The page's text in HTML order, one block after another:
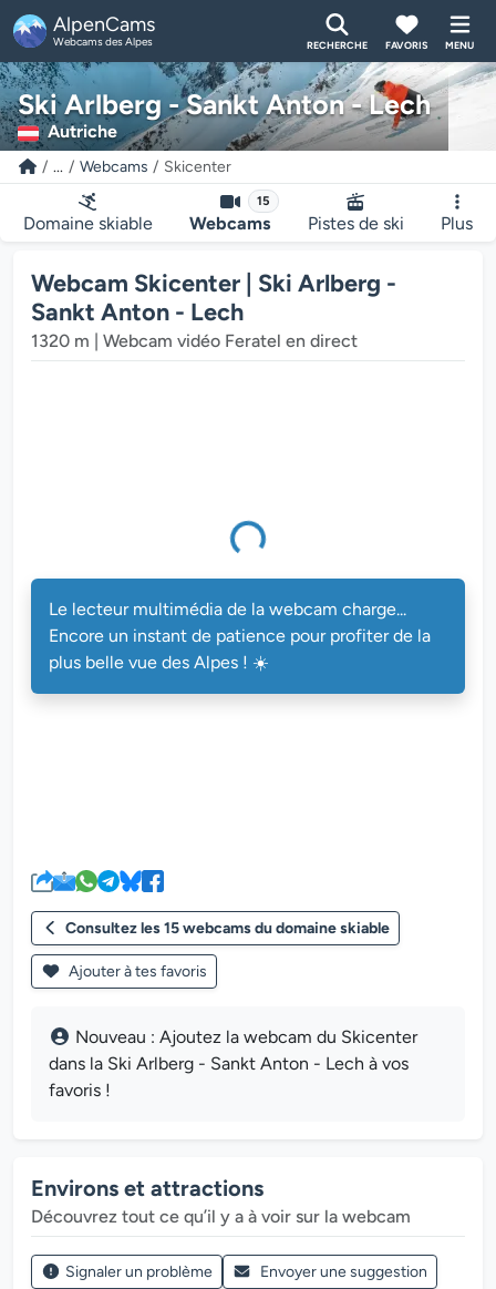
AlpenCams
Webcams des Alpes RECHERCHE FAVORIS MENU
Ski Arlberg - Sankt Anton - Lech
Autriche
... Webcams Skicenter
Domaine skiable
15
Webcams Pistes de ski Plus
Webcam Skicenter | Ski Arlberg -
Sankt Anton - Lech
1320 m | Webcam vidéo Feratel en direct
de la webcam charge...
Le lecteur multimédia de la webcam charge...
Encore un instant de patience pour profiter de la
plus belle vue des Alpes ! ☀️
Consultez les 15 webcams du domaine skiable
Ajouter à tes favoris
Nouveau : Ajoutez la webcam du Skicenter
dans la Ski Arlberg - Sankt Anton - Lech à vos
favoris !
Environs et attractions
Découvrez tout ce qu’il y a à voir sur la webcam
Signaler un problème Envoyer une suggestion